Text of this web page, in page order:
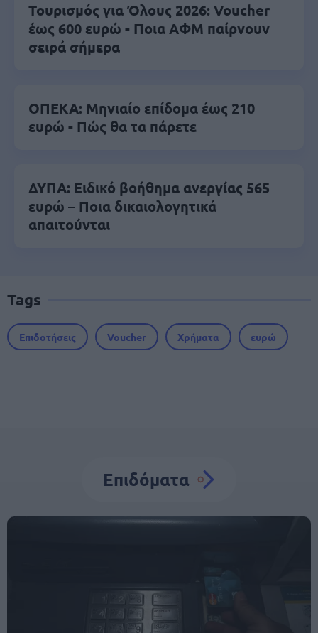
Τουρισμός για Όλους 2026: Voucher
έως 600 ευρώ - Ποια ΑΦΜ παίρνουν
σειρά σήμερα
ΟΠΕΚΑ: Μηνιαίο επίδομα έως 210
ευρώ - Πώς θα τα πάρετε
ΔΥΠΑ: Ειδικό βοήθημα ανεργίας 565
ευρώ – Ποια δικαιολογητικά
απαιτούνται
Tags
Επιδοτήσεις Voucher Χρήματα ευρώ
Επιδόματα